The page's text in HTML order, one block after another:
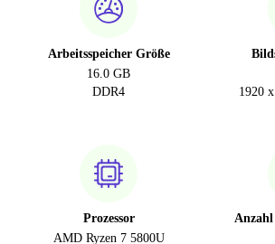
Arbeitsspeicher Größe
16.0 GB
DDR4
1920
Prozessor
AMD Ryzen 7 5800U
Anzahl